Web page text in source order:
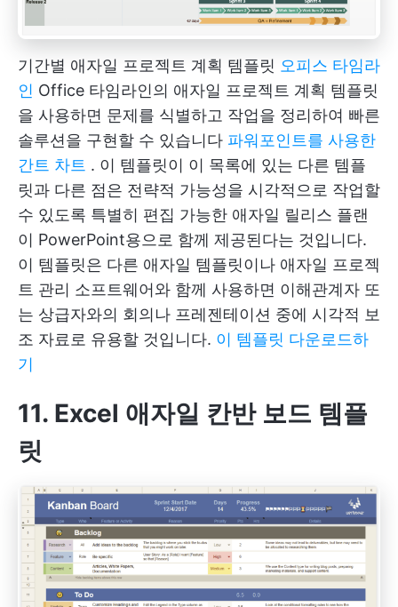
기간별 애자일 프로젝트 계획 템플릿 오피스 타임라
인 Office 타임라인의 애자일 프로젝트 계획 템플릿
을 사용하면 문제를 식별하고 작업을 정리하여 빠른
솔루션을 구현할 수 있습니다 파워포인트를 사용한
간트 차트 . 이 템플릿이 이 목록에 있는 다른 템플
릿과 다른 점은 전략적 가능성을 시각적으로 작업할
수 있도록 특별히 편집 가능한 애자일 릴리스 플랜
이 PowerPoint용으로 함께 제공된다는 것입니다.
이 템플릿은 다른 애자일 템플릿이나 애자일 프로젝
트 관리 소프트웨어와 함께 사용하면 이해관계자 또
는 상급자와의 회의나 프레젠테이션 중에 시각적 보
조 자료로 유용할 것입니다. 이 템플릿 다운로드하
기
11. Excel 애자일 칸반 보드 템플
릿